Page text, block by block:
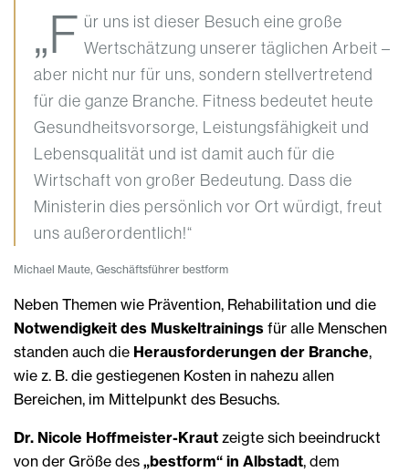
„F ür uns ist dieser Besuch eine große
Wertschätzung unserer täglichen Arbeit –
aber nicht nur für uns, sondern stellvertretend
für die ganze Branche. Fitness bedeutet heute
Gesundheitsvorsorge, Leistungsfähigkeit und
Lebensqualität und ist damit auch für die
Wirtschaft von großer Bedeutung. Dass die
Ministerin dies persönlich vor Ort würdigt, freut
uns außerordentlich!“
Michael Maute, Geschäftsführer bestform
Neben Themen wie Prävention, Rehabilitation und die
Notwendigkeit des Muskeltrainings für alle Menschen
standen auch die Herausforderungen der Branche,
wie z. B. die gestiegenen Kosten in nahezu allen
Bereichen, im Mittelpunkt des Besuchs.
Dr. Nicole Hoffmeister-Kraut zeigte sich beeindruckt
von der Größe des „bestform“ in Albstadt, dem